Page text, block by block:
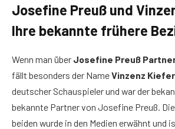
Josefine Preuß und
Ihre bekannte frühere
Wenn man über Josefine Preuß
fällt besonders der NameVinzenz Kiefer
deutscher Schauspieler und war der
bekannte Partner von Josefine Preuß.
beiden wurde in den Medien erwähnt und